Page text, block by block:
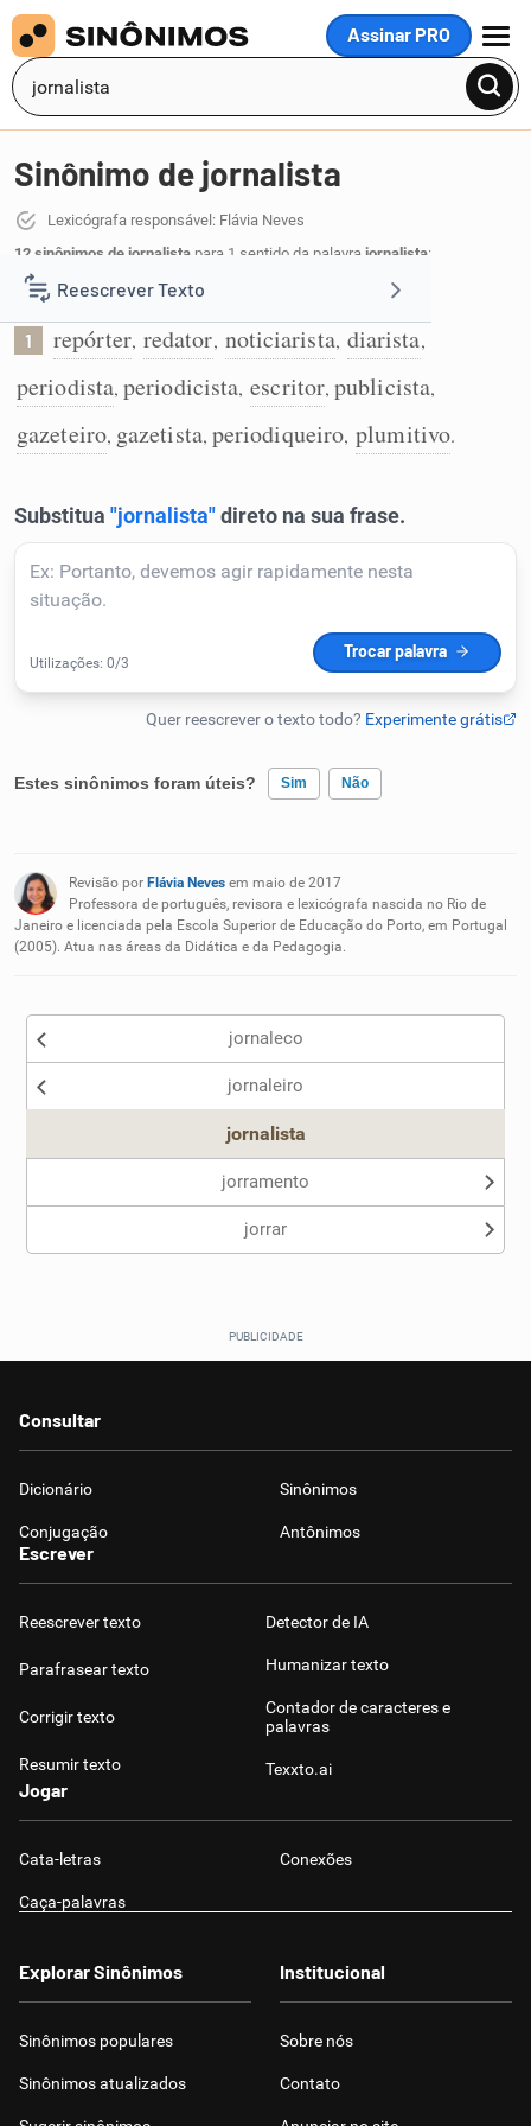
Assinar PRO
MENU
Reescrever Texto
Resumir Texto
Corrigir Texto
Humanizador de IA
Cata-letras
Dicionário
Sinônimos
Sinônimo de jornalista
Lexicógrafa responsável: Flávia Neves
12 sinônimos de jornalista para 1 sentido da palavra jornalista:
Profissional de atividade jornalística:
1 repórter, redator, noticiarista, diarista,
periodista, periodicista, escritor,publicista,
gazeteiro, gazetista, periodiqueiro, plumitivo.
Estes sinônimos foram úteis? Sim Não
Nenhum dos sinônimos apresentados me ajudou
Outro
Revisão por Flávia Neves em maio de 2017
Professora de português, revisora e lexicógrafa nascida no Rio de
Janeiro e licenciada pela Escola Superior de Educação do Porto, em Portugal
(2005). Atua nas áreas da Didática e da Pedagogia.
jornaleco
jornaleiro
jornalista
jorramento
jorrar
Consultar
Dicionário Sinônimos
Conjugação Antônimos
Escrever
Reescrever texto
Parafrasear texto
Corrigir texto
Resumir texto
Detector de IA
Humanizar texto
Contador de caracteres e
palavras
Texxto.ai
Jogar
Cata-letras Conexões
Caça-palavras
Explorar Sinônimos
Sinônimos populares
Sinônimos atualizados
Institucional
Sobre nós
Contato